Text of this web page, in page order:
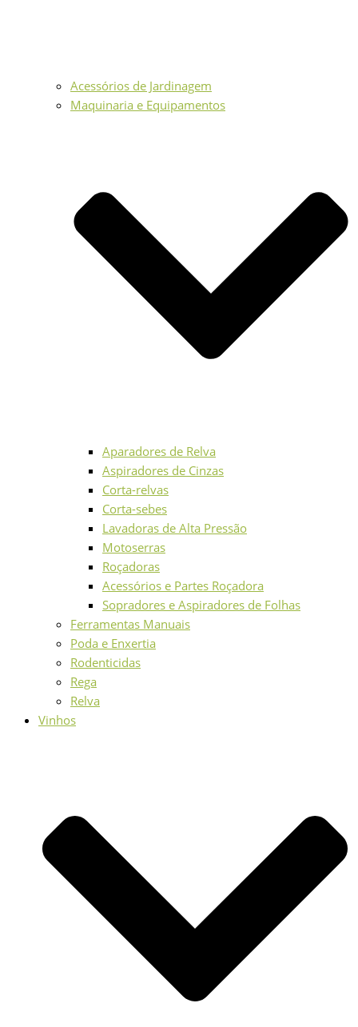
Acessórios de Jardinagem
Maquinaria e Equipamentos
Aparadores de Relva
Aspiradores de Cinzas
Corta-relvas
Corta-sebes
Lavadoras de Alta Pressão
Motoserras
Roçadoras
Acessórios e Partes Roçadora
Sopradores e Aspiradores de Folhas
Ferramentas Manuais
Poda e Enxertia
Rodenticidas
Rega
Relva
Vinhos